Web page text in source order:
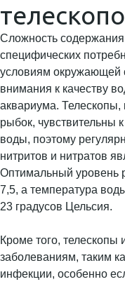
Сложность содержания
специфических
условиям окружающей
внимания к качеству
аквариума. Телескопы,
рыбок, чувствительны
воды, поэтому
нитритов и нитратов
Оптимальный уровень
7,5, а температура
23 градусов Цельсия.
Кроме того, телескопы
заболеваниям, таким
инфекции, особенно